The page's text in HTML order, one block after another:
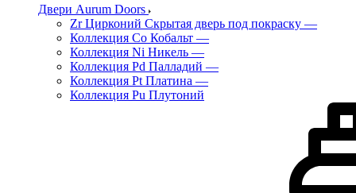
Двери Aurum Doors
Zr Цирконий Скрытая дверь под покраску —
Коллекция Co Кобальт —
Коллекция Ni Никель —
Коллекция Pd Палладий —
Коллекция Pt Платина —
Коллекция Pu Плутоний